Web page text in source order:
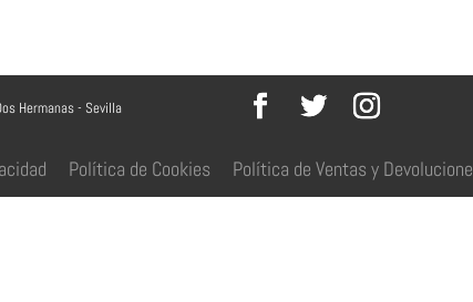
Hermanas - Sevilla
Política de Cookies Política de Ventas y